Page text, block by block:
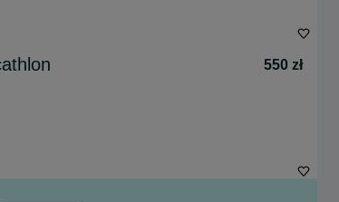
550 zł